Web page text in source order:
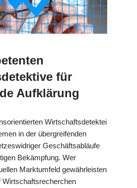
für
Aufklärung
Wirtschaftsdetektei
in der übergreifenden
Geschäftsabläufe
Bekämpfung. Wer
Marktumfeld gewährleisten
Wirtschaftsrecherchen